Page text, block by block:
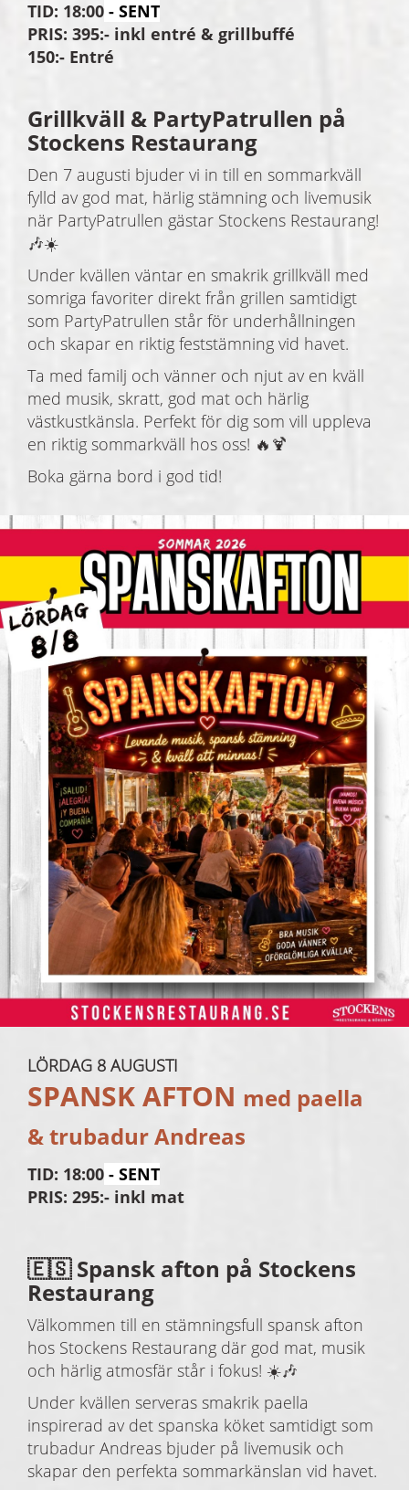
TID: 18:00 - SENT
PRIS: 395:- inkl entré & grillbuffé
150:- Entré
Grillkväll & PartyPatrullen på
Stockens Restaurang
Den 7 augusti bjuder vi in till en sommarkväll
fylld av god mat, härlig stämning och livemusik
när PartyPatrullen gästar Stockens Restaurang!
🎶☀️
Under kvällen väntar en smakrik grillkväll med
somriga favoriter direkt från grillen samtidigt
som PartyPatrullen står för underhållningen
och skapar en riktig feststämning vid havet.
Ta med familj och vänner och njut av en kväll
med musik, skratt, god mat och härlig
västkustkänsla. Perfekt för dig som vill uppleva
en riktig sommarkväll hos oss! 🔥🍹
Boka gärna bord i god tid!
LÖRDAG 8 AUGUSTI
SPANSK AFTON med paella
& trubadur Andreas
TID: 18:00 - SENT
PRIS: 295:- inkl mat
🇪🇸 Spansk afton på Stockens
Restaurang
Välkommen till en stämningsfull spansk afton
hos Stockens Restaurang där god mat, musik
och härlig atmosfär står i fokus! ☀️🎶
Under kvällen serveras smakrik paella
inspirerad av det spanska köket samtidigt som
trubadur Andreas bjuder på livemusik och
skapar den perfekta sommarkänslan vid havet.